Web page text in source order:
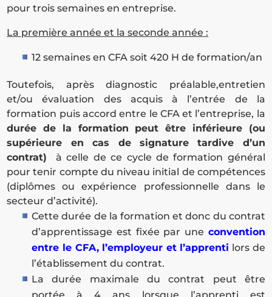
pour trois semaines en entreprise.
La première année et la seconde année :
12 semaines en CFA soit 420 H de formation/an
Toutefois, après diagnostic préalable,entretien
et/ou évaluation des acquis à l’entrée de la
formation puis accord entre le CFA et l’entreprise, la
durée de la formation peut être inférieure (ou
supérieure en cas de signature tardive d’un
contrat) à celle de ce cycle de formation général
pour tenir compte du niveau initial de compétences
(diplômes ou expérience professionnelle dans le
secteur d’activité).
Cette durée de la formation et donc du contrat
d’apprentissage est fixée par une convention
entre le CFA, l’employeur et l’apprenti lors de
l’établissement du contrat.
La durée maximale du contrat peut être